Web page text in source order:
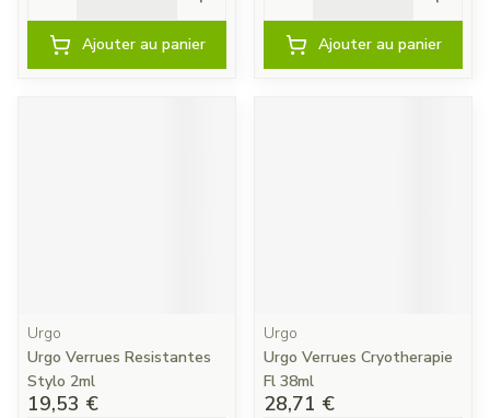
Ajouter au panier Ajouter au panier
Urgo
Urgo Verrues Resistantes
Stylo 2ml
19,53 €
Urgo
Urgo Verrues Cryotherapie
Fl 38ml
28,71 €